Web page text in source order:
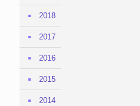
2018
2017
2016
2015
2014